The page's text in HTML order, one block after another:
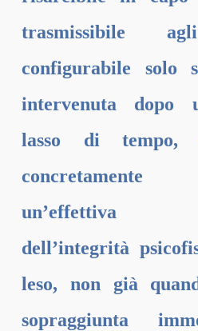
trasmissibile
configurabile solo
intervenuta dopo
lasso di
un’effettiva
dell’integrità
leso, non già
sopraggiunta